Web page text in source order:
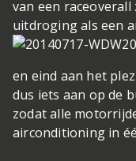
van een
uitdroging als een
en eind aan het
dus iets aan op de
zodat alle
airconditioning in